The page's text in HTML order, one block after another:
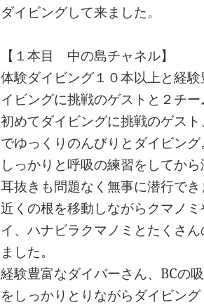
ダイビングして来ました。
【１本目 中の島チャネル】
体験ダイビング１０本以上と経
イビングに挑戦のゲストと２チー
初めてダイビングに挑戦のゲス
でゆっくりのんびりとダイビング
しっかりと呼吸の練習をしてから
耳抜きも問題なく無事に潜行でき
近くの根を移動しながらクマノ
イ、ハナビラクマノミとたくさ
ました。
経験豊富なダイバーさん、BCの
をしっかりとりながらダイビング